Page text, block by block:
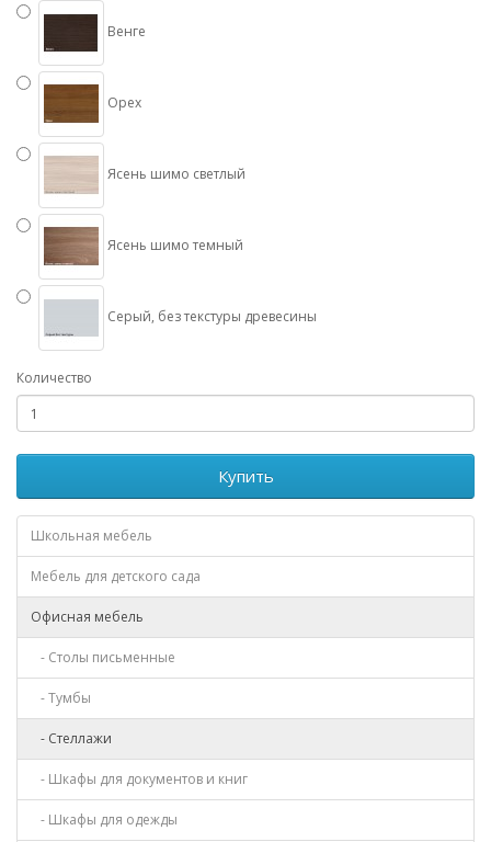
Венге
Орех
Ясень шимо светлый
Ясень шимо темный
Серый, без текстуры древесины
Количество
Купить
Школьная мебель
Мебель для детского сада
Офисная мебель
- Столы письменные
- Тумбы
- Стеллажи
- Шкафы для документов и книг
- Шкафы для одежды